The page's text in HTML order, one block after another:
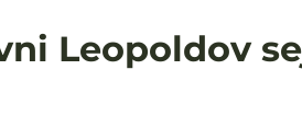
Leopoldov